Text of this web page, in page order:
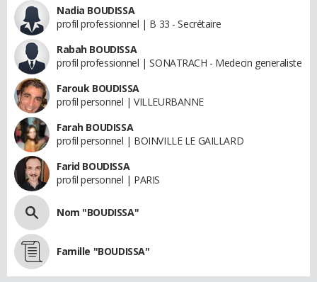
Nadia BOUDISSA
profil professionnel | B 33 - Secrétaire
Rabah BOUDISSA
profil professionnel | SONATRACH - Medecin generaliste
Farouk BOUDISSA
profil personnel | VILLEURBANNE
Farah BOUDISSA
profil personnel | BOINVILLE LE GAILLARD
Farid BOUDISSA
profil personnel | PARIS
Nom "BOUDISSA"
Famille "BOUDISSA"